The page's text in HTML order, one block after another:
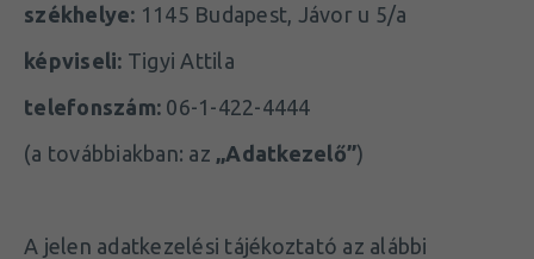
székhelye: 1145 Budapest, Jávor u 5/a
képviseli: Tigyi Attila
telefonszám: 06-1-422-4444
(a továbbiakban: az „Adatkezelő”)
A jelen adatkezelési tájékoztató az alábbi